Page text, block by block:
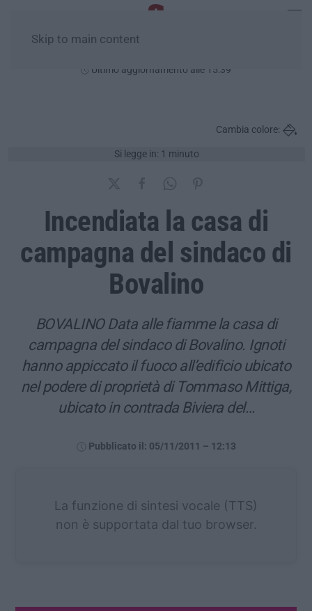
Skip to main content
Ultimo aggiornamento alle 15:39
Si legge in: 1 minuto
Cambia colore:
Incendiata la casa di
campagna del sindaco di
Bovalino
BOVALINO Data alle fiamme la casa di
campagna del sindaco di Bovalino. Ignoti
hanno appiccato il fuoco all’edificio ubicato
nel podere di proprietà di Tommaso Mittiga,
ubicato in contrada Biviera del…
Pubblicato il: 05/11/2011 – 12:13
La funzione di sintesi vocale (TTS)
non è supportata dal tuo browser.